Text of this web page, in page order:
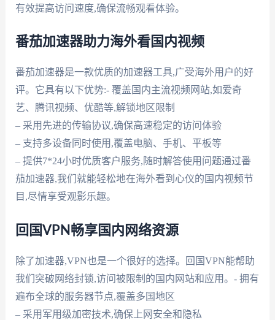
有效提高访问速度,确保流畅观看体验。
番茄加速器助力海外看国内视频
番茄加速器是一款优质的加速器工具,广受海外用户的好
评。它具有以下优势:- 覆盖国内主流视频网站,如爱奇
艺、腾讯视频、优酷等,解锁地区限制
– 采用先进的传输协议,确保高速稳定的访问体验
– 支持多设备同时使用,覆盖电脑、手机、平板等
– 提供7*24小时优质客户服务,随时解答使用问题通过番
茄加速器,我们就能轻松地在海外看到心仪的国内视频节
目,尽情享受观影乐趣。
回国VPN畅享国内网络资源
除了加速器,VPN也是一个很好的选择。回国VPN能帮助
我们突破网络封锁,访问被限制的国内网站和应用。- 拥有
遍布全球的服务器节点,覆盖多国地区
– 采用军用级加密技术,确保上网安全和隐私